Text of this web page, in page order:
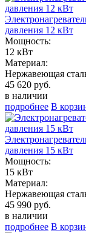
давления 12 кВт
Мощность:
12 кВт
Материал:
Нержавеющая
45 620 руб.
в наличии
подробнее В
давления 15 кВт
Мощность:
15 кВт
Материал:
Нержавеющая
45 990 руб.
в наличии
подробнее В